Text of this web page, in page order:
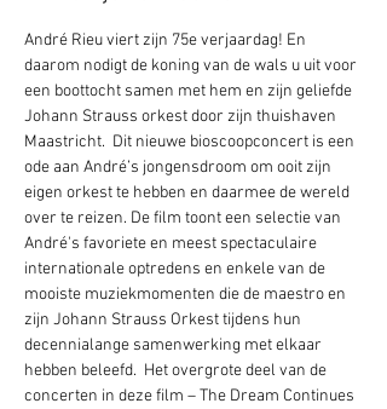
André Rieu viert zijn 75e verjaardag! En
daarom nodigt de koning van de wals u uit voor
een boottocht samen met hem en zijn geliefde
Johann Strauss orkest door zijn thuishaven
Maastricht.  Dit nieuwe bioscoopconcert is een
ode aan André’s jongensdroom om ooit zijn
eigen orkest te hebben en daarmee de wereld
over te reizen. De film toont een selectie van
André's favoriete en meest spectaculaire
internationale optredens en enkele van de
mooiste muziekmomenten die de maestro en
zijn Johann Strauss Orkest tijdens hun
decennialange samenwerking met elkaar
hebben beleefd.  Het overgrote deel van de
concerten in deze film – The Dream Continues